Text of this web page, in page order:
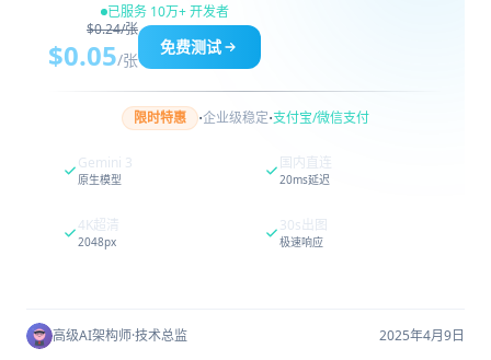
已服务 10万+ 开发者
$0.24/张
$0.05/张
免费测试
限时特惠 ·企业级稳定·支付宝/微信支付
Gemini 3
原生模型
国内直连
20ms延迟
4K超清
2048px
30s出图
极速响应
高级AI架构师·技术总监 2025年4月9日